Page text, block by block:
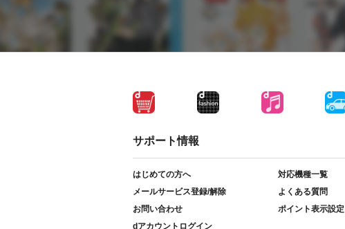
サポート情報
はじめての方へ
対応機種一覧
メールサービス登録/解除
よくある質問
お問い合わせ
ポイント表示設定
dアカウントログイン